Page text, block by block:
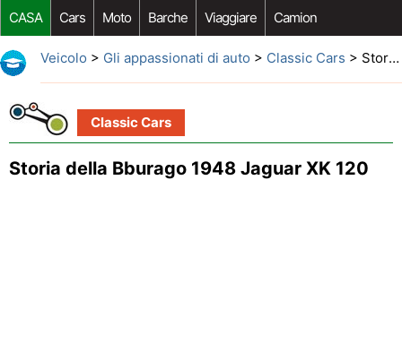
CASA Cars Moto Barche Viaggiare Camion
Riparazione Auto Acquisto Auto Car Opzioni Aftermarket
Veicolo > Gli appassionati di auto > Classic Cars > Storia della Bburago 1948 Jaguar XK 120
Classic Cars
Storia della Bburago 1948 Jaguar XK 120